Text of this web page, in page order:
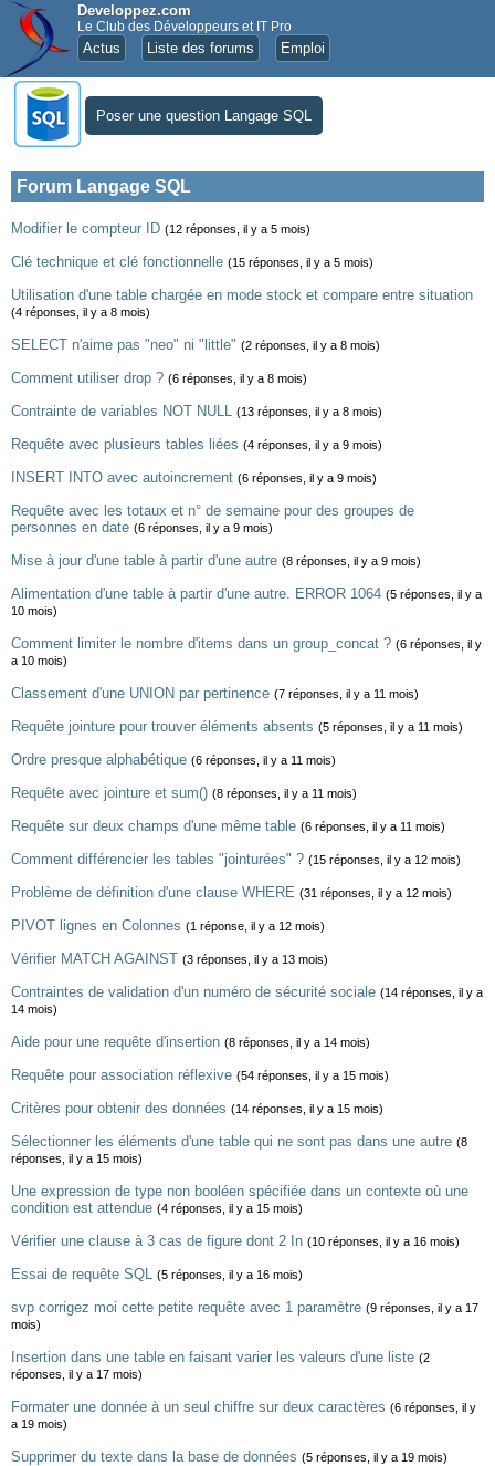
Developpez.com
Le Club des Développeurs et IT Pro
Actus Liste des forums Emploi
Poser une question Langage SQL
Forum Langage SQL
Modifier le compteur ID (12 réponses, il y a 5 mois)
Clé technique et clé fonctionnelle (15 réponses, il y a 5 mois)
Utilisation d'une table chargée en mode stock et compare entre situation
(4 réponses, il y a 8 mois)
SELECT n'aime pas "neo" ni "little" (2 réponses, il y a 8 mois)
Comment utiliser drop ? (6 réponses, il y a 8 mois)
Contrainte de variables NOT NULL (13 réponses, il y a 8 mois)
Requête avec plusieurs tables liées (4 réponses, il y a 9 mois)
INSERT INTO avec autoincrement (6 réponses, il y a 9 mois)
Requête avec les totaux et n° de semaine pour des groupes de
personnes en date (6 réponses, il y a 9 mois)
Mise à jour d'une table à partir d'une autre (8 réponses, il y a 9 mois)
Alimentation d'une table à partir d'une autre. ERROR 1064 (5 réponses, il y a
10 mois)
Comment limiter le nombre d'items dans un group_concat ? (6 réponses, il y
a 10 mois)
Classement d'une UNION par pertinence (7 réponses, il y a 11 mois)
Requête jointure pour trouver éléments absents (5 réponses, il y a 11 mois)
Ordre presque alphabétique (6 réponses, il y a 11 mois)
Requête avec jointure et sum() (8 réponses, il y a 11 mois)
Requête sur deux champs d'une même table (6 réponses, il y a 11 mois)
Comment différencier les tables "jointurées" ? (15 réponses, il y a 12 mois)
Problème de définition d'une clause WHERE (31 réponses, il y a 12 mois)
PIVOT lignes en Colonnes (1 réponse, il y a 12 mois)
Vérifier MATCH AGAINST (3 réponses, il y a 13 mois)
Contraintes de validation d'un numéro de sécurité sociale (14 réponses, il y a
14 mois)
Aide pour une requête d'insertion (8 réponses, il y a 14 mois)
Requête pour association réflexive (54 réponses, il y a 15 mois)
Critères pour obtenir des données (14 réponses, il y a 15 mois)
Sélectionner les éléments d'une table qui ne sont pas dans une autre (8
réponses, il y a 15 mois)
Une expression de type non booléen spécifiée dans un contexte où une
condition est attendue (4 réponses, il y a 15 mois)
Vérifier une clause à 3 cas de figure dont 2 In (10 réponses, il y a 16 mois)
Essai de requête SQL (5 réponses, il y a 16 mois)
svp corrigez moi cette petite requête avec 1 paramètre (9 réponses, il y a 17
mois)
Insertion dans une table en faisant varier les valeurs d'une liste (2
réponses, il y a 17 mois)
Formater une donnée à un seul chiffre sur deux caractères (6 réponses, il y
a 19 mois)
Supprimer du texte dans la base de données (5 réponses, il y a 19 mois)